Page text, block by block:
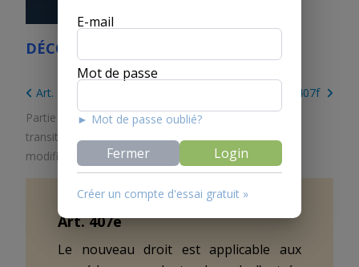
DÉCOUVREZ LE CPC ONLINE
Art. 407d
Art. 407f
Partie 4. Dispositions finales/Titre 3. Dispositions
transitoires/Chapitre 6. Disposition transitoire de la
modification du 25 septembre 2020
Art.407e
Le nouveau droit est applicable aux
E-mail
Mot de passe
► Mot de passe oublié?
Fermer Login
Créer un compte d'essai gratuit »